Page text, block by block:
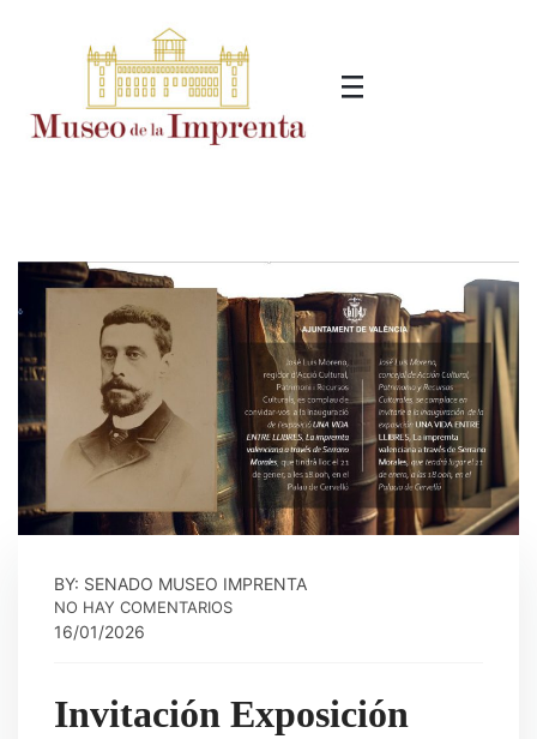
BY: SENADO MUSEO IMPRENTA
NO HAY COMENTARIOS
16/01/2026
Invitación Exposición